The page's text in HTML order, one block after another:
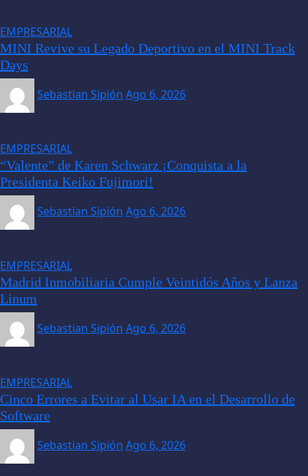
EMPRESARIAL
MINI Revive su Legado Deportivo en el MINI Track
Days
Sebastian Sipión Ago 6, 2026
EMPRESARIAL
“Valente” de Karen Schwarz ¡Conquista a la
Presidenta Keiko Fujimori!
Sebastian Sipión Ago 6, 2026
EMPRESARIAL
Madrid Inmobiliaria Cumple Veintidós Años y Lanza
Linum
Sebastian Sipión Ago 6, 2026
EMPRESARIAL
Cinco Errores a Evitar al Usar IA en el Desarrollo de
Software
Sebastian Sipión Ago 6, 2026